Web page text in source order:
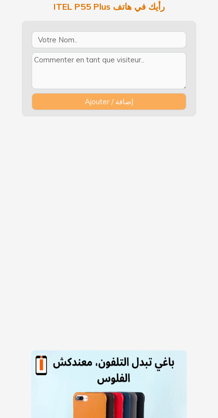
ITEL P55 Plus رأيك في هاتف